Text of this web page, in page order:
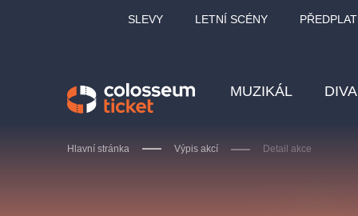
SLEVY LETNÍ SCÉNY
MUZIKÁL
Hlavní stránka Výpis akcí Detail akce